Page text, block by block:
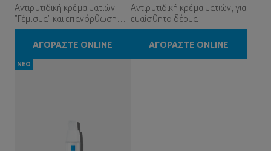
Αντιρυτιδική κρέμα ματιών
"Γέμισμα" και επανόρθωση
Ευαίσθητα μάτια
ΑΓΟΡΑΣΤΕ ONLINE
Αντιρυτιδική κρέμα ματιών, για
ευαίσθητο δέρμα
ΑΓΟΡΑΣΤΕ ONLINE
ΝΕΟ